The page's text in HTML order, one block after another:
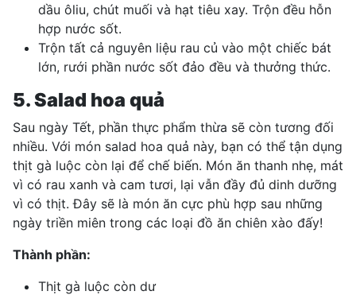
dầu ôliu, chút muối và hạt tiêu xay. Trộn đều hỗn
hợp nước sốt.
Trộn tất cả nguyên liệu rau củ vào một chiếc bát
lớn, rưới phần nước sốt đảo đều và thưởng thức.
5. Salad hoa quả
Sau ngày Tết, phần thực phẩm thừa sẽ còn tương đối
nhiều. Với món salad hoa quả này, bạn có thể tận dụng
thịt gà luộc còn lại để chế biến. Món ăn thanh nhẹ, mát
vì có rau xanh và cam tươi, lại vẫn đầy đủ dinh dưỡng
vì có thịt. Đây sẽ là món ăn cực phù hợp sau những
ngày triền miên trong các loại đồ ăn chiên xào đấy!
Thành phần:
Thịt gà luộc còn dư